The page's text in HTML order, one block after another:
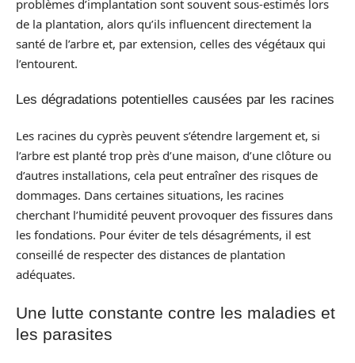
problèmes d’implantation sont souvent sous-estimés lors
de la plantation, alors qu’ils influencent directement la
santé de l’arbre et, par extension, celles des végétaux qui
l’entourent.
Les dégradations potentielles causées par les racines
Les racines du cyprès peuvent s’étendre largement et, si
l’arbre est planté trop près d’une maison, d’une clôture ou
d’autres installations, cela peut entraîner des risques de
dommages. Dans certaines situations, les racines
cherchant l’humidité peuvent provoquer des fissures dans
les fondations. Pour éviter de tels désagréments, il est
conseillé de respecter des distances de plantation
adéquates.
Une lutte constante contre les maladies et
les parasites